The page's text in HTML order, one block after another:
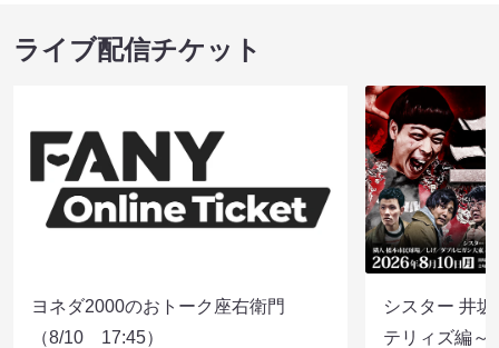
ライブ配信チケット
ヨネダ2000のおトーク座右衛門
（8/10 17:45）
シスター 井
テリィズ編